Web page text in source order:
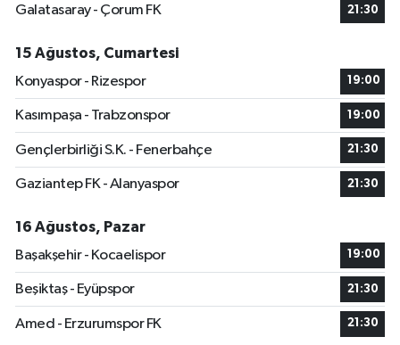
Galatasaray - Çorum FK
21:30
15 Ağustos, Cumartesi
Konyaspor - Rizespor
19:00
Kasımpaşa - Trabzonspor 19:00
Gençlerbirliği S.K. - Fenerbahçe 21:30
Gaziantep FK - Alanyaspor 21:30
16 Ağustos, Pazar
Başakşehir - Kocaelispor
19:00
Beşiktaş - Eyüpspor 21:30
Amed - Erzurumspor FK 21:30